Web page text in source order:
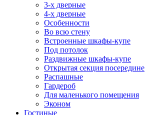
3-х дверные
4-х дверные
Особенности
Во всю стену
Встроенные шкафы-купе
Под потолок
Раздвижные шкафы-купе
Открытая секция посередине
Распашные
Гардероб
Для маленького помещения
Эконом
Гостиные